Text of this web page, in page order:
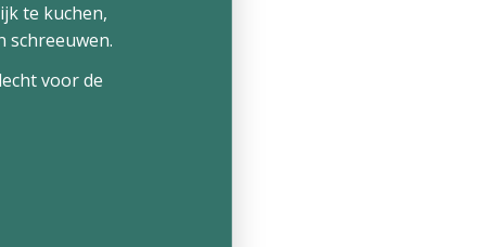
te kuchen,
schreeuwen.
voor de